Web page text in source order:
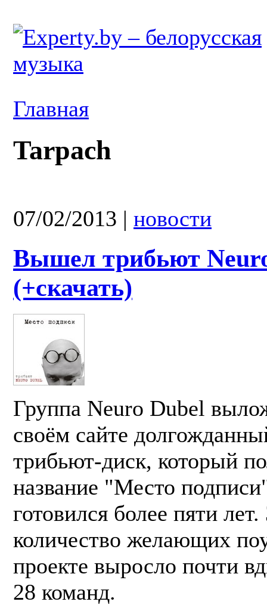
Главная
Tarpach
07/02/2013 | новости
Вышел трибьют
(+скачать)
Группа Neuro Dubel
своём сайте
трибьют-диск, который
название "Место
готовился более пяти
количество желающих
проекте выросло почти
28 команд.